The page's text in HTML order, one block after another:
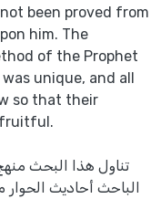
been proved from
him. The
of the Prophet
unique, and all
so that their
fruitful.
تناول هذا البحث
الباحث أحاديث